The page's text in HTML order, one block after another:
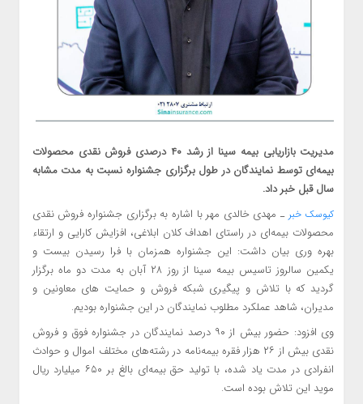
مدیریت بازاریابی بیمه سینا از رشد ۴۰ درصدی فروش نقدی محصولات
بیمه‌ای توسط نمایندگان در طول برگزاری جشنواره نسبت به مدت مشابه
سال قبل خبر داد.
کیوسک خبر ـ مهدی خالدی مهر با اشاره به برگزاری جشنواره فروش نقدی
محصولات بیمه‌ای در راستای اهداف کلان ابلاغی، افزایش کارایی و ارتقاء
بهره وری بیان داشت: این جشنواره همزمان با فرا رسیدن بیست و
یکمین سالروز تاسیس بیمه سینا از روز ۲۸ آبان به مدت دو ماه برگزار
گردید که با تلاش و پیگیری شبکه فروش و حمایت های معاونین و
مدیران، شاهد عملکرد مطلوب نمایندگان در این جشنواره بودیم.
وی افزود: حضور بیش از ۹۰ درصد نمایندگان در جشنواره فوق و فروش
نقدی بیش از ۲۶ هزار فقره بیمه‌نامه در رشته‌های مختلف اموال ‌و حوادث
انفرادی در مدت یاد شده، با تولید حق بیمه‌ای بالغ بر ۶۵۰ میلیارد ریال
موید این تلاش بوده است.